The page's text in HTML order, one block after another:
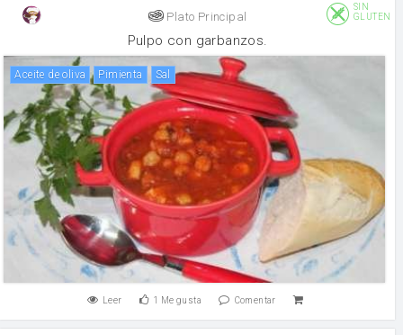
Plato Principal
SIN
GLUTEN
Pulpo con garbanzos.
aceite de oliva pimienta sal
Leer 1 Me gusta Comentar